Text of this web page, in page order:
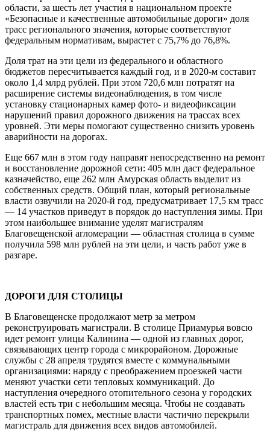
области, за шесть лет участия в национальном проекте
«Безопасные и качественные автомобильные дороги» доля
трасс регионального значения, которые соответствуют
федеральным нормативам, вырастет с 75,7% до 76,8%.
Доля трат на эти цели из федерального и областного
бюджетов пересчитывается каждый год, и в 2020-м составит
около 1,4 млрд рублей. При этом 720,6 млн потратят на
расширение системы видеонаблюдения, в том числе
установку стационарных камер фото- и видеофиксации
нарушений правил дорожного движения на трассах всех
уровней. Эти меры помогают существенно снизить уровень
аварийности на дорогах.
Еще 667 млн в этом году направят непосредственно на ремонт
и восстановление дорожной сети: 405 млн даст федеральное
казначейство, еще 262 млн Амурская область выделит из
собственных средств. Общий план, который региональные
власти озвучили на 2020-й год, предусматривает 17,5 км трасс
— 14 участков приведут в порядок до наступления зимы. При
этом наибольшее внимание уделят магистралям
Благовещенской агломерации — областная столица в сумме
получила 598 млн рублей на эти цели, и часть работ уже в
разгаре.
ДОРОГИ ДЛЯ СТОЛИЦЫ
В Благовещенске продолжают метр за метром
реконструировать магистрали. В столице Приамурья вовсю
идет ремонт улицы Калинина — одной из главных дорог,
связывающих центр города с микрорайоном. Дорожные
службы с 28 апреля трудятся вместе с коммунальными
организациями: наряду с преображением проезжей части
меняют участки сети тепловых коммуникаций. До
наступления очередного отопительного сезона у городских
властей есть три с небольшим месяца. Чтобы не создавать
транспортных помех, местные власти частично перекрыли
магистраль для движения всех видов автомобилей.